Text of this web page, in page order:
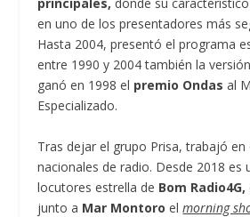
en uno de los presentadores más
Hasta 2004, presentó el programa
entre 1990 y 2004 también la
ganó en 1998 el premio Ondas al
Especializado.
Tras dejar el grupo Prisa, trabajó en
nacionales de radio. Desde 2018 es
locutores estrella de Bom Radio4G,
junto a Mar Montoro elmorning